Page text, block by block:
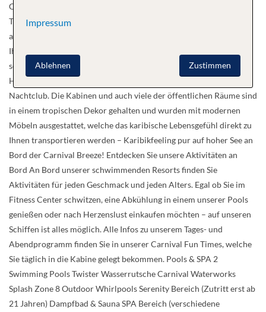
Cloud 9 Spa. Für den ultimativen Spaß besuchen Sie unser Thrill
Theater, alles beginnt mit hochmodernen 3D-Videoeffekten, geht
aber in noch mehr Dimensionen über – spüren Sie den Wind in
Ihrem Haar, ein leichtes Plätschern hier und da, und Ihr Sitz nimmt
sogar an der Action teil … oder wenn Sie gerne mal wieder ihre
Hüften kreisen lassen wollen, besuchen Sie unseren Liquid
Nachtclub. Die Kabinen und auch viele der öffentlichen Räume sind
in einem tropischen Dekor gehalten und wurden mit modernen
Möbeln ausgestattet, welche das karibische Lebensgefühl direkt zu
Ihnen transportieren werden – Karibikfeeling pur auf hoher See an
Bord der Carnival Breeze! Entdecken Sie unsere Aktivitäten an
Bord An Bord unserer schwimmenden Resorts finden Sie
Aktivitäten für jeden Geschmack und jeden Alters. Egal ob Sie im
Fitness Center schwitzen, eine Abkühlung in einem unserer Pools
genießen oder nach Herzenslust einkaufen möchten – auf unseren
Schiffen ist alles möglich. Alle Infos zu unserem Tages- und
Abendprogramm finden Sie in unserer Carnival Fun Times, welche
Sie täglich in die Kabine gelegt bekommen. Pools & SPA 2
Swimming Pools Twister Wasserrutsche Carnival Waterworks
Splash Zone 8 Outdoor Whirlpools Serenity Bereich (Zutritt erst ab
21 Jahren) Dampfbad & Sauna SPA Bereich (verschiedene
Impressum
Zustimmen
Ablehnen